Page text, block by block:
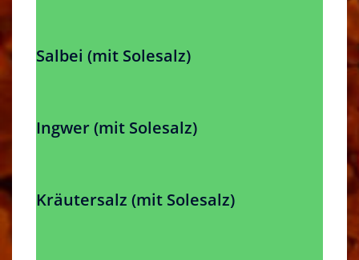
Salbei (mit Solesalz)
Ingwer (mit Solesalz)
Kräutersalz (mit Solesalz)